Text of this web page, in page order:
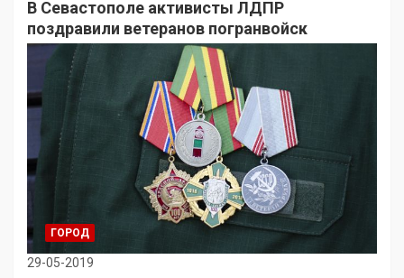
В Севастополе активисты ЛДПР
поздравили ветеранов погранвойск
ГОРОД
29-05-2019